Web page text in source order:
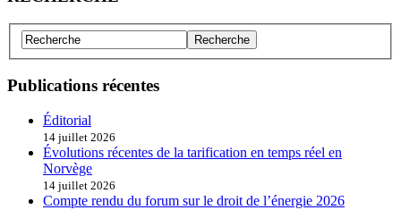
Publications récentes
Éditorial
14 juillet 2026
Évolutions récentes de la tarification en temps réel en
Norvège
14 juillet 2026
Compte rendu du forum sur le droit de l’énergie 2026